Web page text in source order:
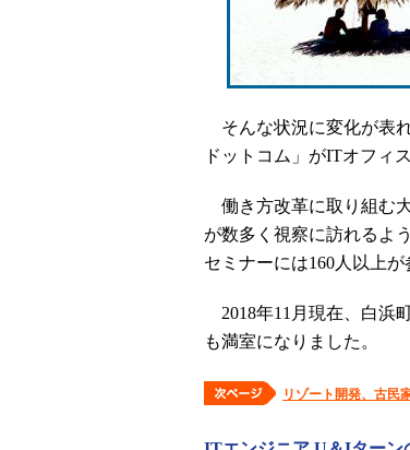
そんな状況に変化が表
ドットコム」がITオフィ
働き方改革に取り組む
が数多く視察に訪れるよ
セミナーには160人以上が
2018年11月現在、白浜
も満室になりました。
リゾート開発、古